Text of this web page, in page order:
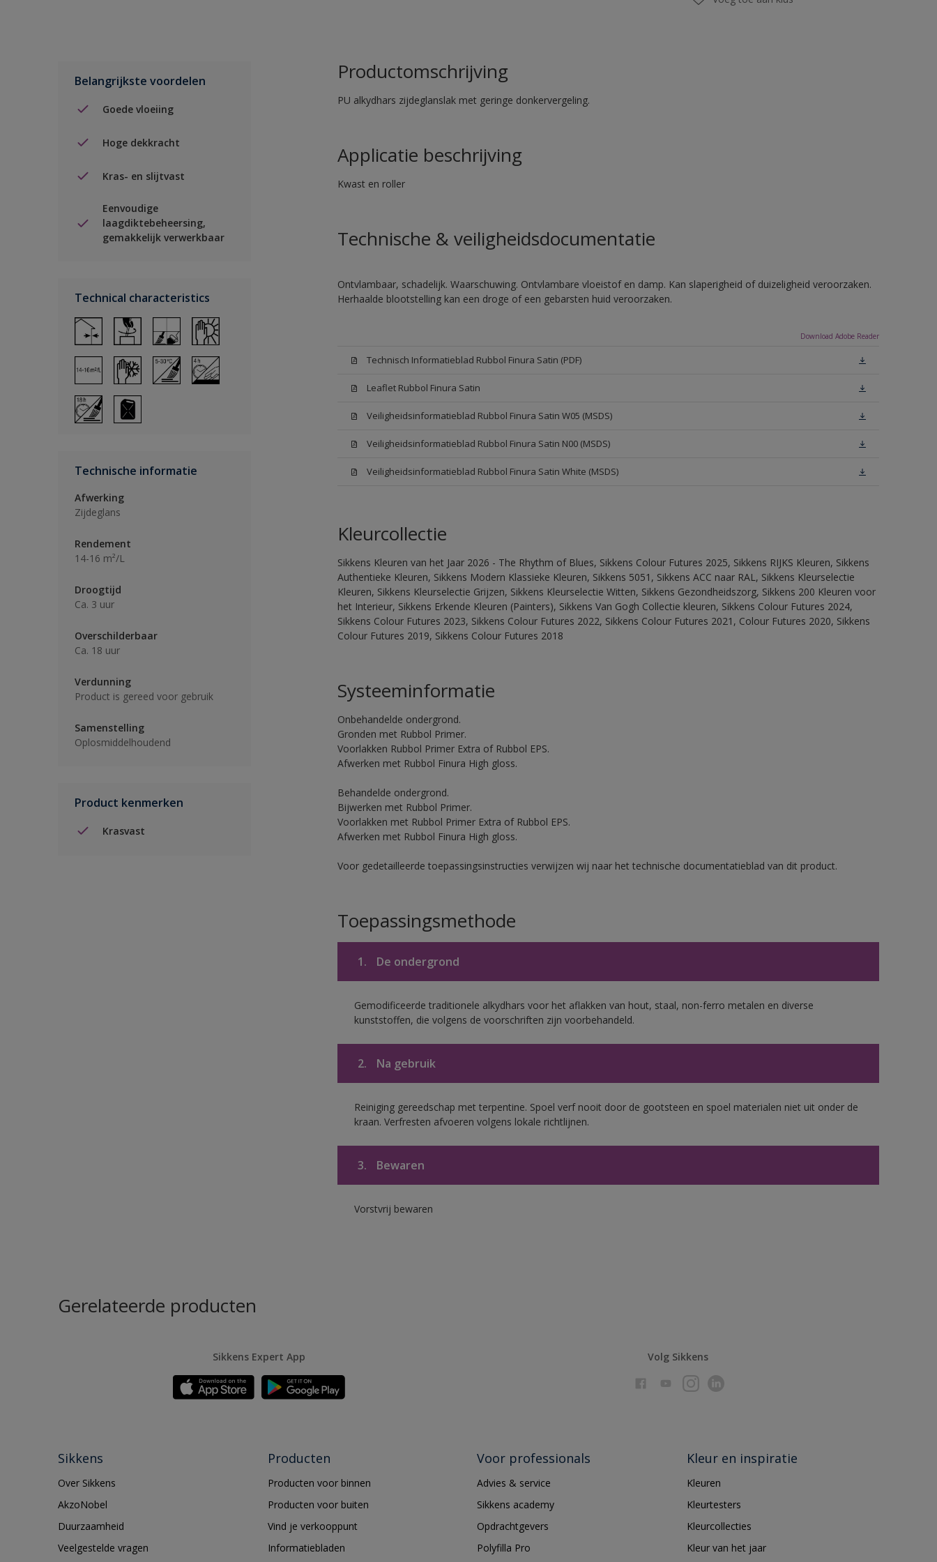
Belangrijkste voordelen
Goede vloeiing
Hoge dekkracht
Kras- en slijtvast
Eenvoudige
laagdiktebeheersing,
gemakkelijk verwerkbaar
Technical characteristics
Technische informatie
Afwerking
Zijdeglans
Rendement
14-16 m²/L
Droogtijd
Ca. 3 uur
Overschilderbaar
Ca. 18 uur
Verdunning
Product is gereed voor gebruik
Samenstelling
Oplosmiddelhoudend
Product kenmerken
Krasvast
Productomschrijving
PU alkydhars zijdeglanslak met geringe donkervergeling.
Applicatie beschrijving
Kwast en roller
Technische & veiligheidsdocumentatie
Ontvlambaar, schadelijk. Waarschuwing. Ontvlambare vloeistof en damp. Kan slaperigheid of duizeligheid veroorzaken.
Herhaalde blootstelling kan een droge of een gebarsten huid veroorzaken.
Download Adobe Reader
Technisch Informatieblad Rubbol Finura Satin (PDF)
Leaflet Rubbol Finura Satin
Veiligheidsinformatieblad Rubbol Finura Satin W05 (MSDS)
Veiligheidsinformatieblad Rubbol Finura Satin N00 (MSDS)
Veiligheidsinformatieblad Rubbol Finura Satin White (MSDS)
Kleurcollectie
Sikkens Kleuren van het Jaar 2026 - The Rhythm of Blues, Sikkens Colour Futures 2025, Sikkens RIJKS Kleuren, Sikkens
Authentieke Kleuren, Sikkens Modern Klassieke Kleuren, Sikkens 5051, Sikkens ACC naar RAL, Sikkens Kleurselectie
Kleuren, Sikkens Kleurselectie Grijzen, Sikkens Kleurselectie Witten, Sikkens Gezondheidszorg, Sikkens 200 Kleuren voor
het Interieur, Sikkens Erkende Kleuren (Painters), Sikkens Van Gogh Collectie kleuren, Sikkens Colour Futures 2024,
Sikkens Colour Futures 2023, Sikkens Colour Futures 2022, Sikkens Colour Futures 2021, Colour Futures 2020, Sikkens
Colour Futures 2019, Sikkens Colour Futures 2018
Systeeminformatie
Onbehandelde ondergrond.
Gronden met Rubbol Primer.
Voorlakken Rubbol Primer Extra of Rubbol EPS.
Afwerken met Rubbol Finura High gloss.
Behandelde ondergrond.
Bijwerken met Rubbol Primer.
Voorlakken met Rubbol Primer Extra of Rubbol EPS.
Afwerken met Rubbol Finura High gloss.
Voor gedetailleerde toepassingsinstructies verwijzen wij naar het technische documentatieblad van dit product.
Toepassingsmethode
1. De ondergrond
Gemodificeerde traditionele alkydhars voor het aflakken van hout, staal, non-ferro metalen en diverse
kunststoffen, die volgens de voorschriften zijn voorbehandeld.
2. Na gebruik
Reiniging gereedschap met terpentine. Spoel verf nooit door de gootsteen en spoel materialen niet uit onder de
kraan. Verfresten afvoeren volgens lokale richtlijnen.
3. Bewaren
Vorstvrij bewaren
Gerelateerde producten
Sikkens Expert App Volg Sikkens
Sikkens
Over Sikkens
AkzoNobel
Duurzaamheid
Veelgestelde vragen
Producten
Producten voor binnen
Producten voor buiten
Vind je verkooppunt
Informatiebladen
Voor professionals
Advies & service
Sikkens academy
Opdrachtgevers
Polyfilla Pro
Kleur en inspiratie
Kleuren
Kleurtesters
Kleurcollecties
Kleur van het jaar